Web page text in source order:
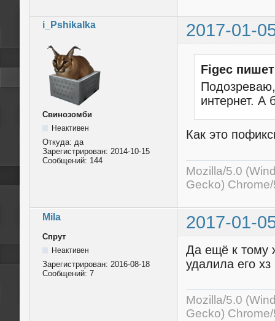
i_Pshikalka 2017-01-
Свинозомби
Неактивен
Откуда: да
Зарегистрирован: 2014-10-15
Сообщений: 144
Figec
интернет. А
Как это
Mozilla/5.0
Gecko)
Mila 2017-01-
Спрут
Неактивен
Зарегистрирован: 2016-08-18
Сообщений: 7
Да ещё к тому
удалила его хз
Mozilla/5.0
Gecko)